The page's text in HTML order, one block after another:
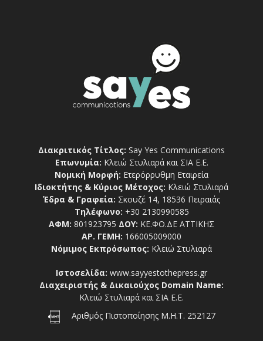
Διακριτικός Τίτλος: Say Yes Communications
Επωνυμία: Κλειώ Στυλιαρά και ΣΙΑ Ε.Ε.
Νομική Μορφή: Ετερόρρυθμη Εταιρεία
Ιδιοκτήτης & Κύριος Μέτοχος: Κλειώ Στυλιαρά
Έδρα & Γραφεία: Σκουζέ 14, 18536 Πειραιάς
Τηλέφωνο: +30 2130990585
ΑΦΜ: 801923795 ΔΟΥ: ΚΕ.ΦΟ.ΔΕ ΑΤΤΙΚΗΣ
ΑΡ. ΓΕΜΗ: 166005009000
Νόμιμος Εκπρόσωπος: Κλειώ Στυλιαρά
Ιστοσελίδα: www.sayyestothepress.gr
Διαχειριστής & Δικαιούχος Domain Name:
Κλειώ Στυλιαρά και ΣΙΑ Ε.Ε.
Αριθμός Πιστοποίησης Μ.Η.Τ. 252127